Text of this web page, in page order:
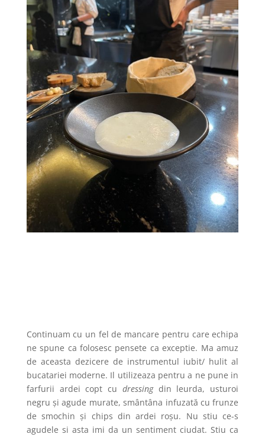
Continuam cu un fel de mancare pentru care echipa
ne spune ca folosesc pensete ca exceptie. Ma amuz
de aceasta dezicere de instrumentul iubit/ hulit al
bucatariei moderne. Il utilizeaza pentru a ne pune in
farfurii ardei copt cu dressingdin leurda, usturoi
negru și agude murate, smântâna infuzată cu frunze
de smochin și chips din ardei roșu. Nu stiu ce-s
agudele si asta imi da un sentiment ciudat. Stiu ca